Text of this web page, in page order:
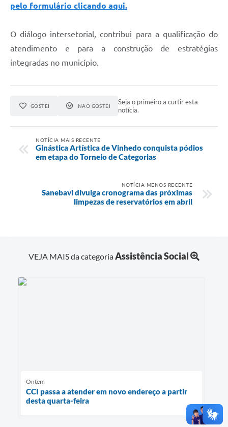
pelo formulário clicando aqui.
O diálogo intersetorial, contribui para a qualificação do
atendimento e para a construção de estratégias
integradas no município.
GOSTEI NÃO GOSTEI
Seja o primeiro a curtir esta
notícia.
NOTÍCIA MAIS RECENTE
Ginástica Artística de Vinhedo conquista pódios
em etapa do Torneio de Categorias
NOTÍCIA MENOS RECENTE
Sanebavi divulga cronograma das próximas
limpezas de reservatórios em abril
VEJA MAIS da categoriaAssistência Social
Ontem
CCI passa a atender em novo endereço a partir
desta quarta-feira